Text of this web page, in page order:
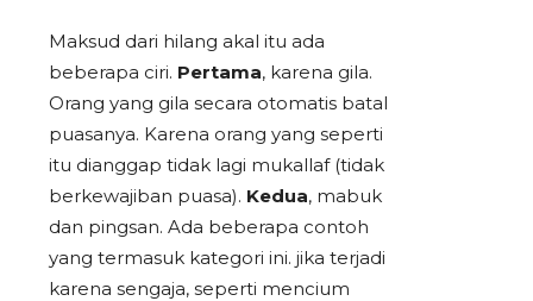
Maksud dari hilang akal itu ada
beberapa ciri. Pertama, karena gila.
Orang yang gila secara otomatis batal
puasanya. Karena orang yang seperti
itu dianggap tidak lagi mukallaf (tidak
berkewajiban puasa). Kedua, mabuk
dan pingsan. Ada beberapa contoh
yang termasuk kategori ini. jika terjadi
karena sengaja, seperti mencium